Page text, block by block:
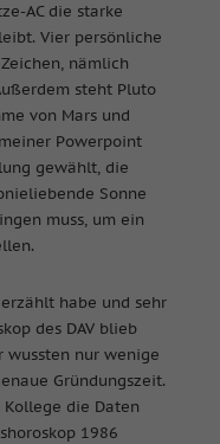
AC die starke
Vier persönliche
nämlich
steht Pluto
von Mars und
Powerpoint
gewählt, die
Sonne
muss, um ein
habe und sehr
des DAV blieb
wussten nur wenige
Gründungszeit.
die Daten
1986